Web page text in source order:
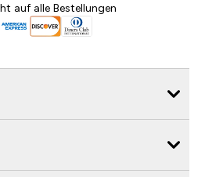
auf alle Bestellungen